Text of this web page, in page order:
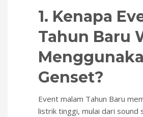
1. Kenapa
Tahun Baru
Genset?
Event malam Tahun Baru
listrik tinggi, mulai dari sound